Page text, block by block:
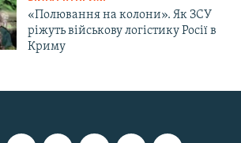
«Полювання на колони». Як ЗСУ
ріжуть військову логістику Росії в
Криму